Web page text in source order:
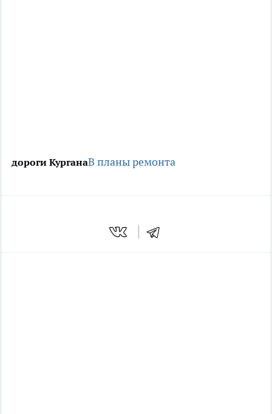
дороги КурганаВ планы ремонта